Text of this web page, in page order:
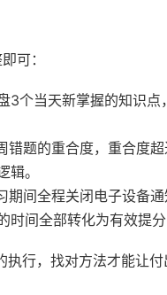
可：
3个当天新掌握的知识点
错题的重合度，重合度
。
间全程关闭电子设备
间全部转化为有效提分
行，找对方法才能让